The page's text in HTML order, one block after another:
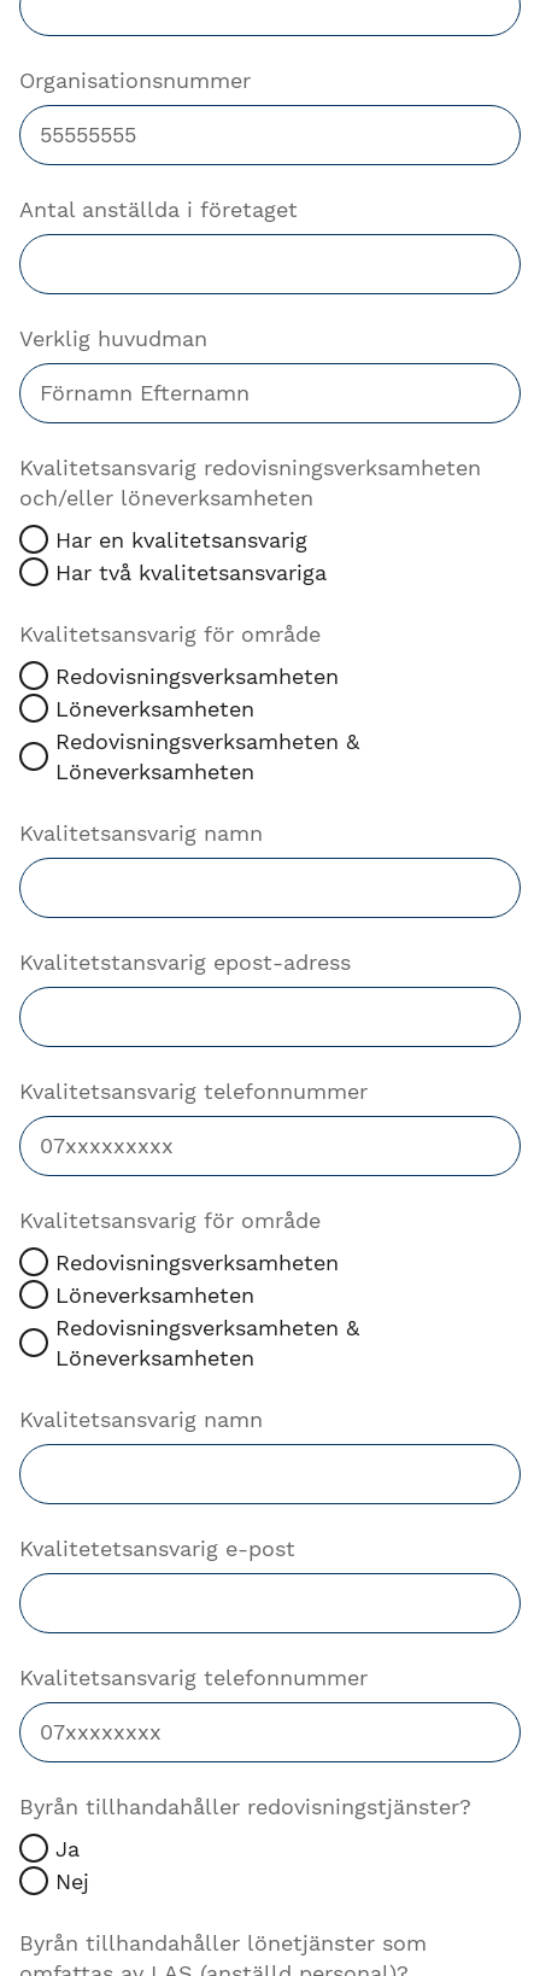
Organisationsnummer
Antal anställda i företaget
Verklig huvudman
Kvalitetsansvarig redovisningsverksamheten
och/eller löneverksamheten
Har en kvalitetsansvarig
Har två kvalitetsansvariga
Kvalitetsansvarig för område
Redovisningsverksamheten
Löneverksamheten
Redovisningsverksamheten &
Löneverksamheten
Kvalitetsansvarig namn
Kvalitetstansvarig epost-adress
Kvalitetsansvarig telefonnummer
Kvalitetsansvarig för område
Redovisningsverksamheten
Löneverksamheten
Redovisningsverksamheten &
Löneverksamheten
Kvalitetsansvarig namn
Kvalitetetsansvarig e-post
Kvalitetsansvarig telefonnummer
Byrån tillhandahåller redovisningstjänster?
Ja
Nej
Byrån tillhandahåller lönetjänster som